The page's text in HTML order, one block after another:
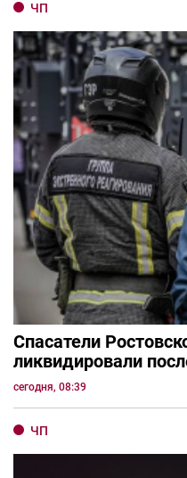
ЧП
Спасатели
ликвидировали
сегодня, 08:39
ЧП